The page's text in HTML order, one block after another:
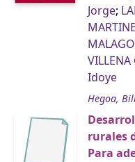
Jorge;
VILLENA
Idoye
Hegoa,
rurales
Para